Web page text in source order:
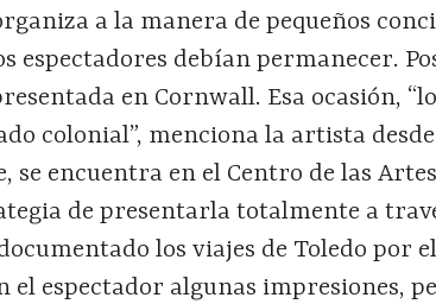
a la manera de pequeños
espectadores debían permanecer.
en Cornwall. Esa ocasión,
colonial”, menciona la artista
se encuentra en el Centro de las
de presentarla totalmente a
los viajes de Toledo por
el espectador algunas impresiones,